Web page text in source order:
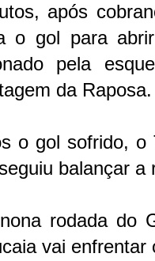
após
o gol para
pela
da Raposa.
o gol sofrido, o
balançar a
rodada do
vai